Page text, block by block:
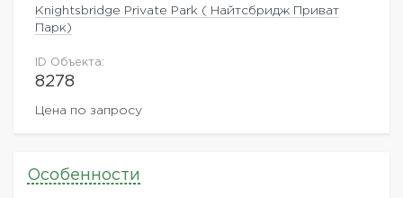
Knightsbridge Private Park ( Найтсбридж Приват
Парк)
ID Объекта:
8278
Цена по запросу
Особенности